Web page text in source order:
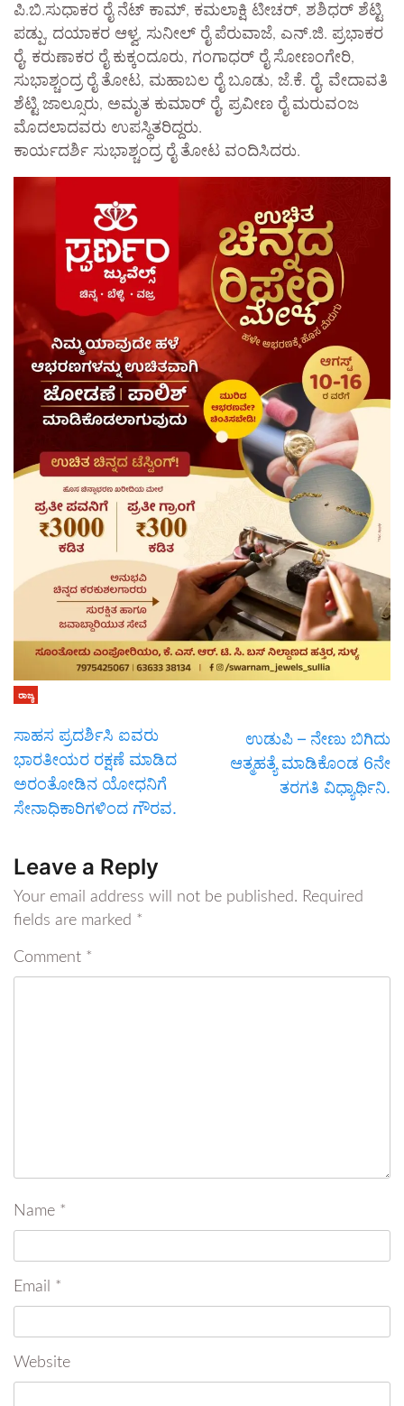
ಪಿ.ಬಿ.ಸುಧಾಕರ ರೈ ನೆಟ್ ಕಾಮ್, ಕಮಲಾಕ್ಷಿ ಟೀಚರ್, ಶಶಿಧರ್ ಶೆಟ್ಟಿ
ಪಡ್ಪು, ದಯಾಕರ ಆಳ್ವ, ಸುನೀಲ್ ರೈ ಪೆರುವಾಜೆ, ಎನ್.ಜಿ. ಪ್ರಭಾಕರ
ರೈ, ಕರುಣಾಕರ ರೈ ಕುಕ್ಕಂದೂರು, ಗಂಗಾಧರ್ ರೈ ಸೋಣಂಗೇರಿ,
ಸುಭಾಶ್ಚಂದ್ರ ರೈ ತೋಟ, ಮಹಾಬಲ ರೈ ಬೂಡು, ಜೆ.ಕೆ. ರೈ, ವೇದಾವತಿ
ಶೆಟ್ಟಿ ಜಾಲ್ಸೂರು, ಅಮೃತ ಕುಮಾರ್ ರೈ, ಪ್ರವೀಣ ರೈ ಮರುವಂಜ
ಮೊದಲಾದವರು ಉಪಸ್ಥಿತರಿದ್ದರು.
ಕಾರ್ಯದರ್ಶಿ ಸುಭಾಶ್ಚಂದ್ರ ರೈ ತೋಟ ವಂದಿಸಿದರು.
ರಾಜ್ಯ
ಸಾಹಸ ಪ್ರದರ್ಶಿಸಿ ಐವರು
ಭಾರತೀಯರ ರಕ್ಷಣೆ ಮಾಡಿದ
ಅರಂತೋಡಿನ ಯೋಧನಿಗೆ
ಸೇನಾಧಿಕಾರಿಗಳಿಂದ ಗೌರವ.
ಉಡುಪಿ – ನೇಣು ಬಿಗಿದು
ಆತ್ಮಹತ್ಯೆ ಮಾಡಿಕೊಂಡ 6ನೇ
ತರಗತಿ ವಿಧ್ಯಾರ್ಥಿನಿ.
Leave a Reply
Your email address will not be published. Required
fields are marked *
Comment *
Name *
Email *
Website